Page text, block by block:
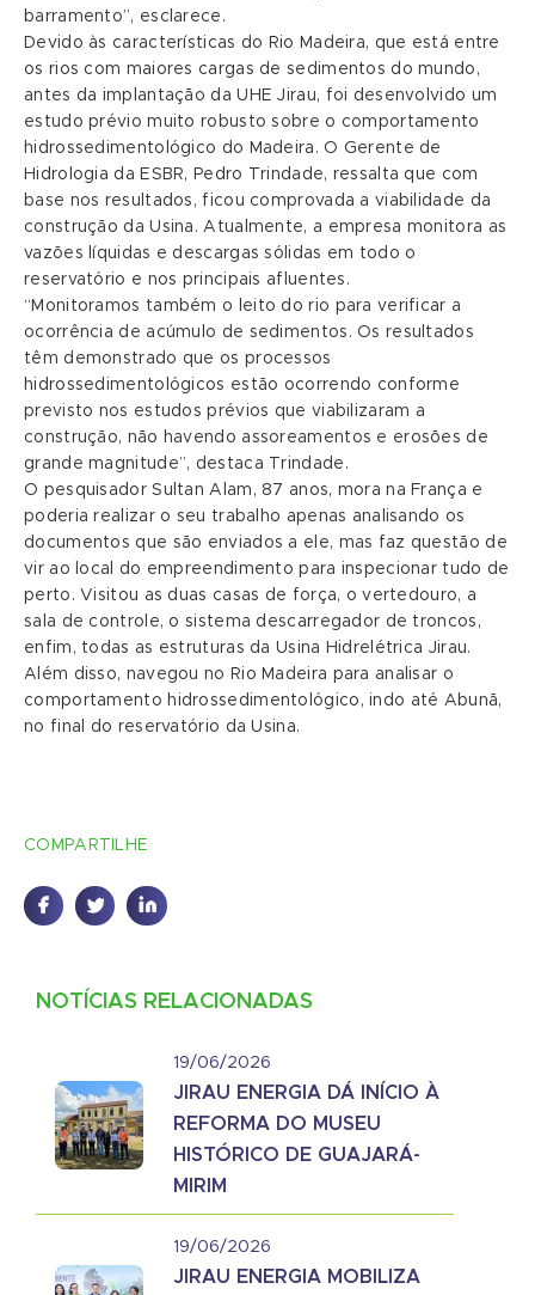
barramento”, esclarece.
Devido às características do Rio Madeira, que está entre
os rios com maiores cargas de sedimentos do mundo,
antes da implantação da UHE Jirau, foi desenvolvido um
estudo prévio muito robusto sobre o comportamento
hidrossedimentológico do Madeira. O Gerente de
Hidrologia da ESBR, Pedro Trindade, ressalta que com
base nos resultados, ficou comprovada a viabilidade da
construção da Usina. Atualmente, a empresa monitora as
vazões líquidas e descargas sólidas em todo o
reservatório e nos principais afluentes.
“Monitoramos também o leito do rio para verificar a
ocorrência de acúmulo de sedimentos. Os resultados
têm demonstrado que os processos
hidrossedimentológicos estão ocorrendo conforme
previsto nos estudos prévios que viabilizaram a
construção, não havendo assoreamentos e erosões de
grande magnitude”, destaca Trindade.
O pesquisador Sultan Alam, 87 anos, mora na França e
poderia realizar o seu trabalho apenas analisando os
documentos que são enviados a ele, mas faz questão de
vir ao local do empreendimento para inspecionar tudo de
perto. Visitou as duas casas de força, o vertedouro, a
sala de controle, o sistema descarregador de troncos,
enfim, todas as estruturas da Usina Hidrelétrica Jirau.
Além disso, navegou no Rio Madeira para analisar o
comportamento hidrossedimentológico, indo até Abunã,
no final do reservatório da Usina.
COMPARTILHE
NOTÍCIAS RELACIONADAS
19/06/2026
JIRAU ENERGIA DÁ INÍCIO À
REFORMA DO MUSEU
HISTÓRICO DE GUAJARÁ-
MIRIM
19/06/2026
JIRAU ENERGIA MOBILIZA